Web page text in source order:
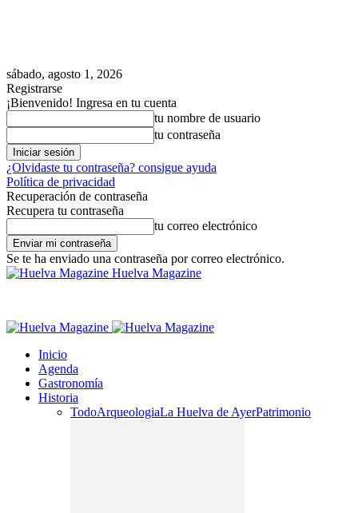
sábado, agosto 1, 2026
Registrarse
¡Bienvenido! Ingresa en tu cuenta
tu nombre de usuario
tu contraseña
¿Olvidaste tu contraseña? consigue ayuda
Política de privacidad
Recuperación de contraseña
Recupera tu contraseña
tu correo electrónico
Se te ha enviado una contraseña por correo electrónico.
Huelva Magazine
Inicio
Agenda
Gastronomía
Historia
TodoArqueologiaLa Huelva de AyerPatrimonio